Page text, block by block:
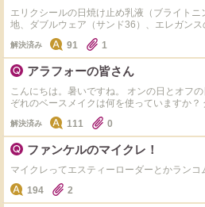
エリクシールの日焼け止め乳液（ブライト
地、ダブルウェア（サンド36）、エレガン
何を変えたらいいと思いますか？エスティ
が、ファンデもパウダーも黄色味が強いの
ない状態です。 エナモルのハイライトを持っていますが上手につけられなく
て使っていません。 イエベ秋、頬にクレーターがありオレンジ肌なので艶は
苦手です。 アドバイス頂けますと幸いです。
解決済み 91 1
アラフォーの皆さん
こんにちは。暑いですね。 オンの日とオフ
ぞれのベースメイクは何を使っていますか？ 介護現場に転職することになり
まして、常時マスク着用だし、朝早いし、
じゃなくてもよいかなとインテグレートに
ったのですがとっても似合わなかったです・・・(^^; やりがい
が、通勤も徒歩になり、メイクのモチベーシ
解決済み 111 0
ファンケルのマイクレ！
マイクレってエスティーローダーとかランコ
194
2